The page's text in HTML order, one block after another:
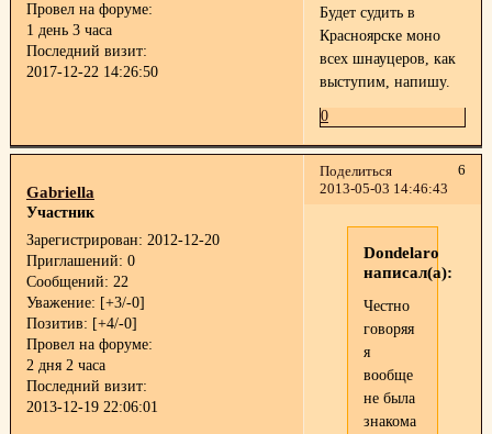
Провел на форуме:
1 день 3 часа
Последний визит:
2017-12-22 14:26:50
Будет судить в
Красноярске моно
всех шнауцеров, как
выступим, напишу.
0
Поделиться
6
2013-05-03 14:46:43
Gabriella
Участник
Зарегистрирован: 2012-12-20
Приглашений: 0
Сообщений: 22
Уважение: [+3/-0]
Позитив: [+4/-0]
Провел на форуме:
2 дня 2 часа
Последний визит:
2013-12-19 22:06:01
Dondelaro
написал(а):
Честно
говоряя
я
вообще
не была
знакома